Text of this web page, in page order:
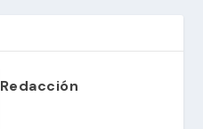
Redacción